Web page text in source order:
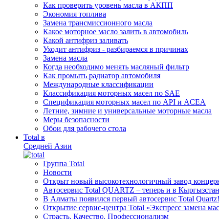
Как проверить уровень масла в АКПП
Экономия топлива
Замена трансмиссионного масла
Какое моторное масло залить в автомобиль
Какой антифриз заливать
Уходит антифриз - разбираемся в причинах
Замена масла
Когда необходимо менять масляный фильтр
Как промыть радиатор автомобиля
Международные классификации
Классификация моторных масел по SAE
Спецификация моторных масел по API и ACEA
Летние, зимние и универсальные моторные масла
Меры безопасности
Обои для рабочего стола
Total в
Средней Азии
Группа Total
Новости
Открыт новый высокотехнологичный завод
Автосервис Total QUARTZ – теперь и в
В Алматы появился первый автосервис Total Quartz!
Открытие сервис-центра Total «Экспресс замена
Cтрасть. Качество. Профессионализм